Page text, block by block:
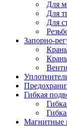
Для
Для
Для
Запорно-
Гибкая
Магнитные